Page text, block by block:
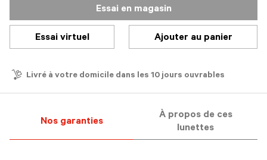
Essai en magasin
Essai virtuel Ajouter au panier
Livré à votre domicile dans les 10 jours ouvrables
Nos garanties
À propos de ces
lunettes